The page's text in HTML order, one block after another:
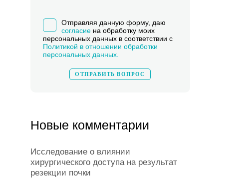
Отправляя данную форму, даю
согласиена обработку моих
персональных данных в соответствии с
Политикой в отношении обработки
персональных данных.
Новые комментарии
Исследование о влиянии
хирургического доступа на результат
резекции почки